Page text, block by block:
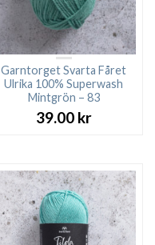
Garntorget Svarta Fåret
Ulrika 100% Superwash
Mintgrön – 83
39.00 kr